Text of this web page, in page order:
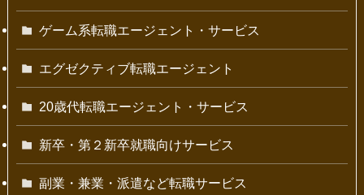
ゲーム系転職エージェント・サービス
エグゼクティブ転職エージェント
20歳代転職エージェント・サービス
新卒・第２新卒就職向けサービス
副業・兼業・派遣など転職サービス